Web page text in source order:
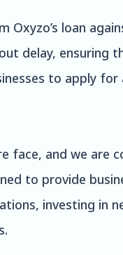
loan
delay, ensuring
to apply
face, and we
to provide
investing in